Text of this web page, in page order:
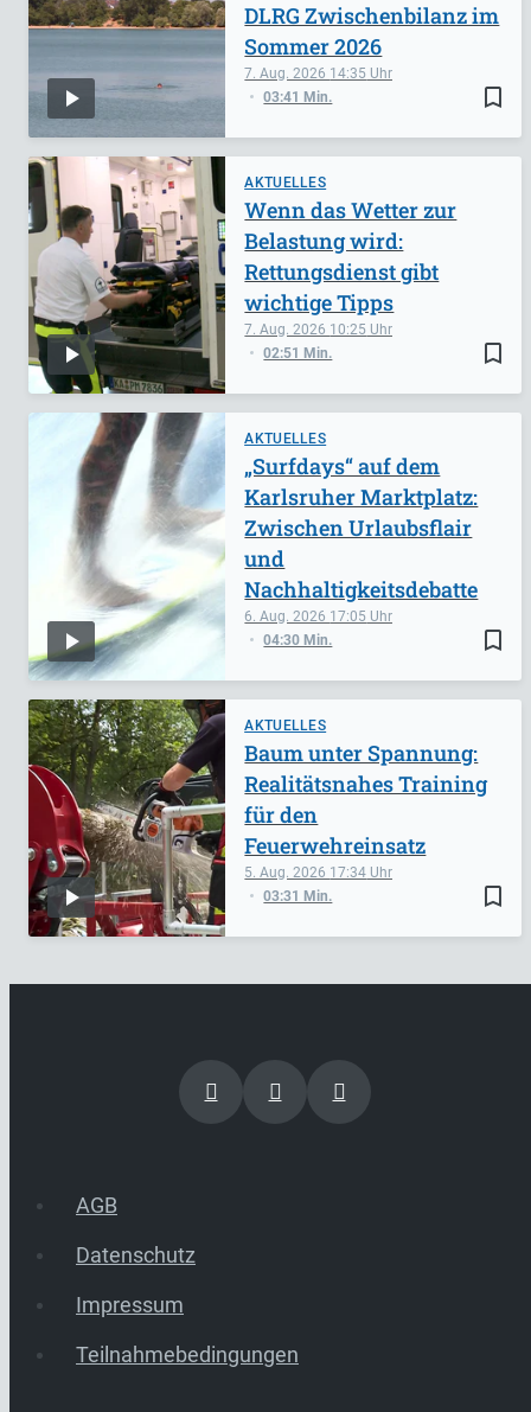
bookmark_border
7. Aug. 2026 14:35
03:41 Min.
DLRG Zwischenbilanz im
Sommer 2026
AKTUELLES
bookmark_border
7. Aug. 2026 10:25
02:51 Min.
Wenn das Wetter zur
Belastung wird:
Rettungsdienst gibt
wichtige Tipps
AKTUELLES
bookmark_border
6. Aug. 2026 17:05
04:30 Min.
„Surfdays“ auf dem
Karlsruher Marktplatz:
Zwischen Urlaubsflair
und
Nachhaltigkeitsdebatte
AKTUELLES
bookmark_border
5. Aug. 2026 17:34
03:31 Min.
Baum unter Spannung:
Realitätsnahes Training
für den
Feuerwehreinsatz
AGB
Datenschutz
Impressum
Teilnahmebedingungen